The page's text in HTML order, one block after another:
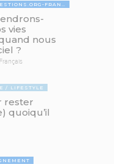
FRANÇAIS
vies
nous
?
LIFESTYLE
rester
quoiqu’il